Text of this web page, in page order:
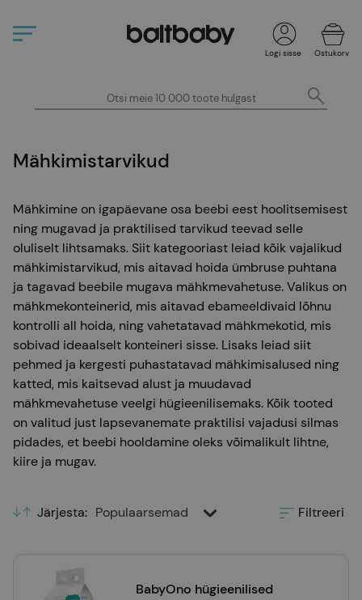
Logi sisse Ostukorv
Mähkimistarvikud
Mähkimine on igapäevane osa beebi eest hoolitsemisest
ning mugavad ja praktilised tarvikud teevad selle
oluliselt lihtsamaks. Siit kategooriast leiad kõik vajalikud
mähkimistarvikud, mis aitavad hoida ümbruse puhtana
ja tagavad beebile mugava mähkmevahetuse. Valikus on
mähkmekonteinerid, mis aitavad ebameeldivaid lõhnu
kontrolli all hoida, ning vahetatavad mähkmekotid, mis
sobivad ideaalselt konteineri sisse. Lisaks leiad siit
pehmed ja kergesti puhastatavad mähkimisalused ning
katted, mis kaitsevad alust ja muudavad
mähkmevahetuse veelgi hügieenilisemaks. Kõik tooted
on valitud just lapsevanemate praktilisi vajadusi silmas
pidades, et beebi hooldamine oleks võimalikult lihtne,
kiire ja mugav.
Järjesta: Populaarsemad Filtreeri
BabyOno hügieenilised